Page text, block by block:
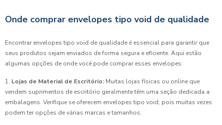
Onde comprar envelopes tipo void de qualidade
Encontrar envelopes tipo void de qualidade é essencial para garantir que
seus produtos sejam enviados de forma segura e eficiente. Aqui estão
algumas opções de onde você pode comprar esses envelopes:
1. Lojas de Material de Escritório: Muitas lojas físicas ou online que
vendem suprimentos de escritório geralmente têm uma seção dedicada a
embalagens. Verifique se oferecem envelopes tipo void, pois muitas vezes
podem ter opções de várias marcas e tamanhos.